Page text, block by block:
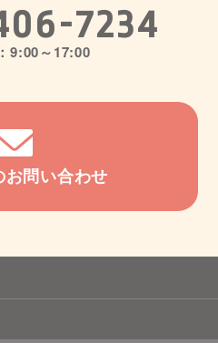
7234
9:00～17:00
お問い合わせ